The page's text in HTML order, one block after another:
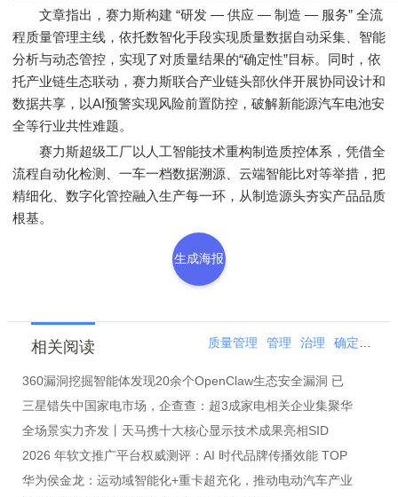
文章指出，赛力斯构建 “研发 — 供应 — 制造 — 服务” 全流
程质量管理主线，依托数智化手段实现质量数据自动采集、智能
分析与动态管控，实现了对质量结果的“确定性”目标。同时，依
托产业链生态联动，赛力斯联合产业链头部伙伴开展协同设计和
数据共享，以AI预警实现风险前置防控，破解新能源汽车电池安
全等行业共性难题。
赛力斯超级工厂以人工智能技术重构制造质控体系，凭借全
流程自动化检测、一车一档数据溯源、云端智能比对等举措，把
精细化、数字化管控融入生产每一环，从制造源头夯实产品品质
根基。
生成海报
相关阅读 质量管理 管理 治理 确定性
360漏洞挖掘智能体发现20余个OpenClaw生态安全漏洞 已
三星错失中国家电市场，企查查：超3成家电相关企业集聚华
全场景实力齐发丨天马携十大核心显示技术成果亮相SID
2026 年软文推广平台权威测评：AI 时代品牌传播效能 TOP
华为侯金龙：运动域智能化+重卡超充化，推动电动汽车产业